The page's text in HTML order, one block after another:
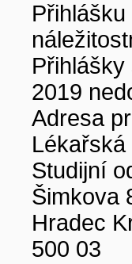
2019
Adresa
Studijní
Šimkova
Hradec
500 03